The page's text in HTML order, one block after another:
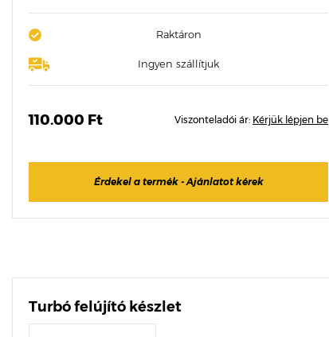
Raktáron
Ingyen szállítjuk
110.000 Ft Viszonteladói ár: Kérjük lépjen be
Érdekel a termék - Ajánlatot kérek
Turbó felújító készlet